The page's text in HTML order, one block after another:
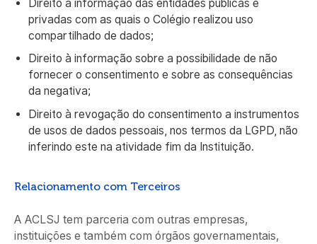
Direito à informação das entidades públicas e
privadas com as quais o Colégio realizou uso
compartilhado de dados;
Direito à informação sobre a possibilidade de não
fornecer o consentimento e sobre as consequências
da negativa;
Direito à revogação do consentimento a instrumentos
de usos de dados pessoais, nos termos da LGPD, não
inferindo este na atividade fim da Instituição.
Relacionamento com Terceiros
A ACLSJ tem parceria com outras empresas,
instituições e também com órgãos governamentais,